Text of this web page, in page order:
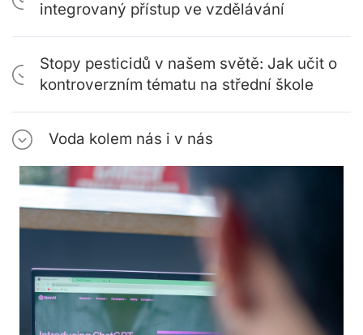
integrovaný přístup ve vzdělávání
Stopy pesticidů v našem světě: Jak učit o
kontroverzním tématu na střední škole
Voda kolem nás i v nás